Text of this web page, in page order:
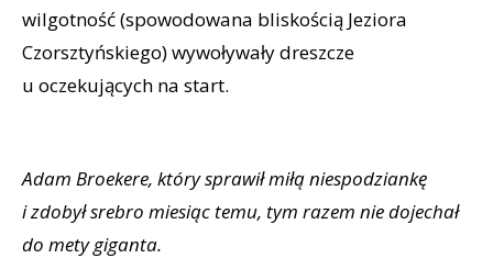
wilgotność (spowodowana bliskością Jeziora
Czorsztyńskiego) wywoływały dreszcze
u oczekujących na start.
Adam Broekere, który sprawił miłą niespodziankę
i zdobył srebro miesiąc temu, tym razem nie dojechał
do mety giganta.